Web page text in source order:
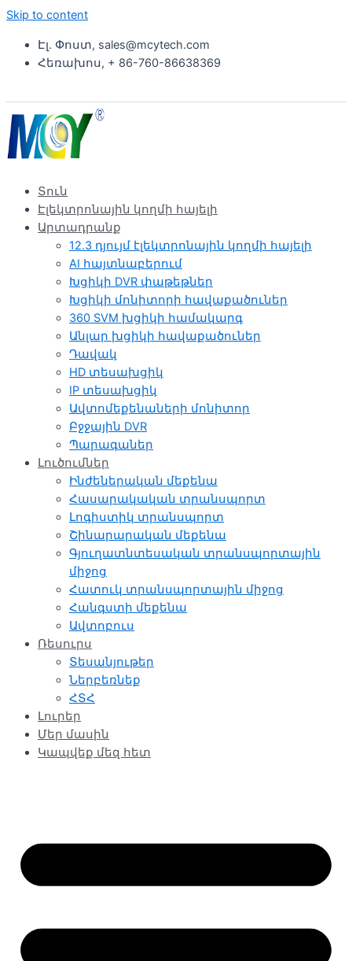
Skip to content
Էլ. Փոստ, sales@mcytech.com
Հեռախոս, + 86-760-86638369
Տուն
Էլեկտրոնային կողմի հայելի
Արտադրանք
12.3 դյույմ էլեկտրոնային կողմի հայելի
AI հայտնաբերում
Խցիկի DVR փաթեթներ
Խցիկի մոնիտորի հավաքածուներ
360 SVM խցիկի համակարգ
Անլար խցիկի հավաքածուներ
Դավակ
HD տեսախցիկ
IP տեսախցիկ
Ավտոմեքենաների մոնիտոր
Բջջային DVR
Պարագաներ
Լուծումներ
Ինժեներական մեքենա
Հասարակական տրանսպորտ
Լոգիստիկ տրանսպորտ
Շինարարական մեքենա
Գյուղատնտեսական տրանսպորտային
միջոց
Հատուկ տրանսպորտային միջոց
Հանգստի մեքենա
Ավտոբուս
Ռեսուրս
Տեսանյութեր
Ներբեռնեք
ՀՏՀ
Լուրեր
Մեր մասին
Կապվեք մեզ հետ